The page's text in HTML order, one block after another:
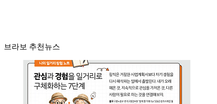
브라보 추천뉴스